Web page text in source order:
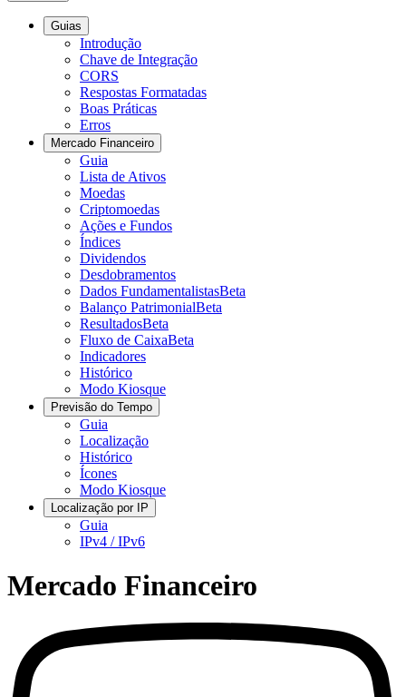
Guias
Introdução
Chave de Integração
CORS
Respostas Formatadas
Boas Práticas
Erros
Mercado Financeiro
Guia
Lista de Ativos
Moedas
Criptomoedas
Ações e Fundos
Índices
Dividendos
Desdobramentos
Dados FundamentalistasBeta
Balanço PatrimonialBeta
ResultadosBeta
Fluxo de CaixaBeta
Indicadores
Histórico
Modo Kiosque
Previsão do Tempo
Guia
Localização
Histórico
Ícones
Modo Kiosque
Localização por IP
Guia
IPv4 / IPv6
Mercado Financeiro